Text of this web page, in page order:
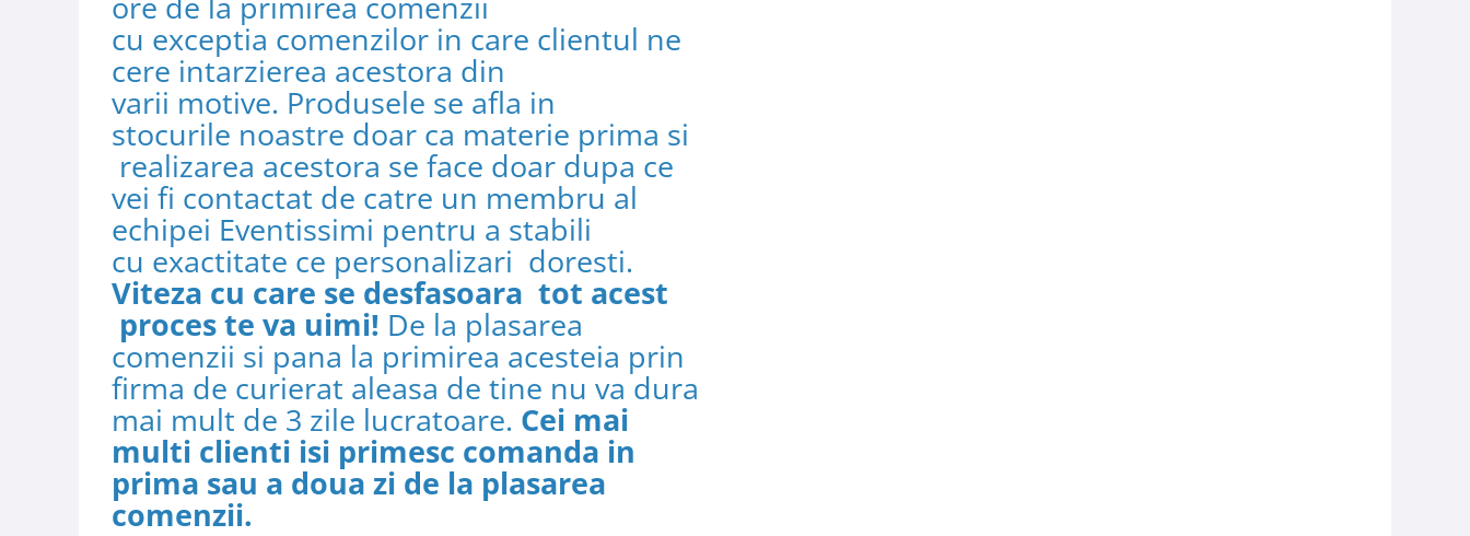
cu exceptia comenzilor in care clientul ne
cere intarzierea acestora din
varii motive. Produsele se afla in
stocurile noastre doar ca materie prima si
realizarea acestora se face doar dupa ce
vei fi contactat de catre un membru al
echipei Eventissimi pentru a stabili
cu exactitate ce personalizari doresti.
Viteza cu care se desfasoara tot acest
proces te va uimi! De la plasarea
comenzii si pana la primirea acesteia prin
firma de curierat aleasa de tine nu va dura
mai mult de 3 zile lucratoare. Cei mai
multi clienti isi primesc comanda in
prima sau a doua zi de la plasarea
comenzii.